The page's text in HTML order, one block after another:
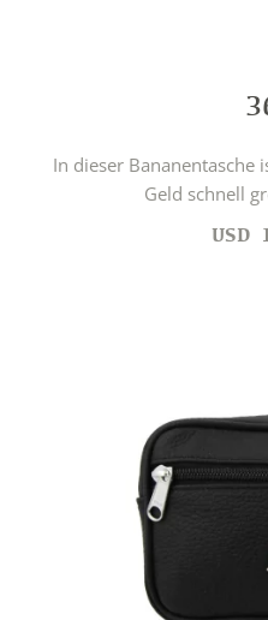
In dieser Bananentasche
Geld schnell
USD